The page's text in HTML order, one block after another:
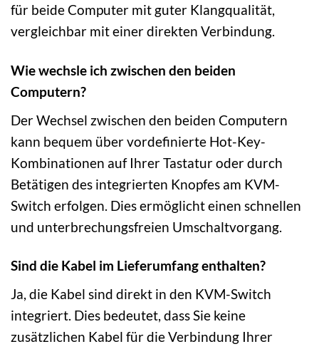
für beide Computer mit guter Klangqualität,
vergleichbar mit einer direkten Verbindung.
Wie wechsle ich zwischen den beiden
Computern?
Der Wechsel zwischen den beiden Computern
kann bequem über vordefinierte Hot-Key-
Kombinationen auf Ihrer Tastatur oder durch
Betätigen des integrierten Knopfes am KVM-
Switch erfolgen. Dies ermöglicht einen schnellen
und unterbrechungsfreien Umschaltvorgang.
Sind die Kabel im Lieferumfang enthalten?
Ja, die Kabel sind direkt in den KVM-Switch
integriert. Dies bedeutet, dass Sie keine
zusätzlichen Kabel für die Verbindung Ihrer